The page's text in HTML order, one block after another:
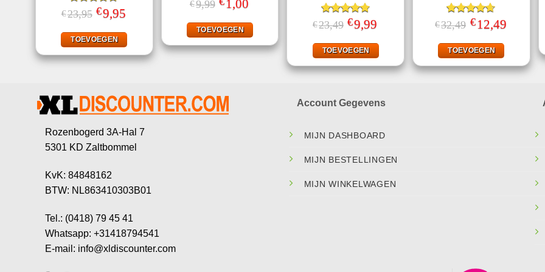
Gewaardeerd
5.00 uit 5
€23,95 Oorspronkelijke
prijs
€23,95.
€9,95
€9,95.
TOEVOEGEN
€9,99
prijs
€9,99.
1,00
€1,00.
TOEVOEGEN
Gewaardeerd
4.78uit 5
€23,49 Oorspronkelijke
prijs
€23,49.
€9,99
€9,99.
TOEVOEGEN
Gewaardeerd
4.60uit 5
€32,49 Oorspronkelijke
prijs
€32,49.
€ 12,49Huidige
TOEVOEGEN
Rozenbogerd 3A-Hal 7
5301 KD Zaltbommel
KvK: 84848162
BTW: NL863410303B01
Tel.: (0418) 79 45 41
Whatsapp: +31418794541
E-mail: info@xldiscounter.com
Account Gegevens
MIJN DASHBOARD
MIJN BESTELLINGEN
MIJN WINKELWAGEN